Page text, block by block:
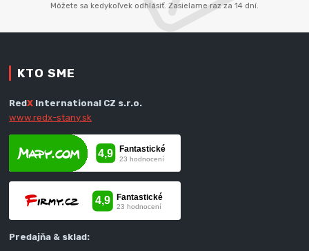
Môžete sa kedykoľvek odhlásiť. Zasielame raz za 14 dní.
KTO SME
RedX International CZ s.r.o.
www.redx-stany.sk
Predajňa & sklad: